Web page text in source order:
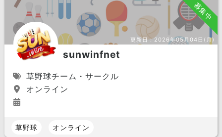
募集中
更新日：2026年05月04日(月)
sunwinfnet
草野球チーム・サークル
オンライン
草野球 オンライン